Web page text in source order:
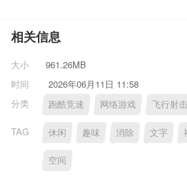
相关信息
大小
961.26MB
时间
2026年06月11日 11:58
分类
跑酷竞速 网络游戏 飞行射击
TAG 休闲 趣味 消除 文字
空间